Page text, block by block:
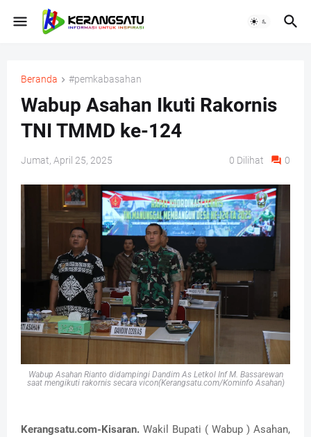
Beranda #pemkabasahan
Wabup Asahan Ikuti Rakornis
TNI TMMD ke-124
Jumat, April 25, 2025 0 Dilihat 0
Wabup Asahan Rianto didampingi Dandim As Letkol Inf M. Bassarewan
saat mengikuti rakornis secara vicon(Kerangsatu.com/Kominfo Asahan)
Kerangsatu.com-Kisaran. Wakil Bupati ( Wabup ) Asahan,